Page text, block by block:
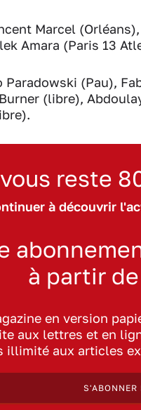
Marcel
Amara (Paris 13
Paradowski (Pau),
(libre),
reste
à découvrir
à partir
en version
aux lettres et en
illimité aux articles
S'ABONNER